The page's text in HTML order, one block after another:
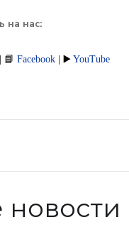
на нас:
📘 Facebook ▶️ YouTube
новости